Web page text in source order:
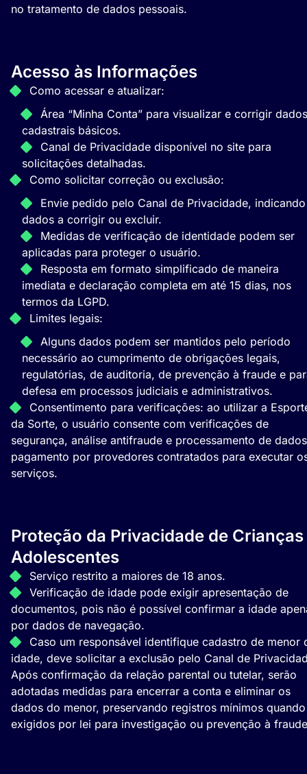
no tratamento de dados pessoais.
Acesso às Informações
Como acessar e atualizar:
Área “Minha Conta” para visualizar e corrigir dados
cadastrais básicos.
Canal de Privacidade disponível no site para
solicitações detalhadas.
Como solicitar correção ou exclusão:
Envie pedido pelo Canal de Privacidade,
dados a corrigir ou excluir.
Medidas de verificação de identidade podem ser
aplicadas para proteger o usuário.
Resposta em formato simplificado de maneira
imediata e declaração completa em até 15 dias, nos
termos da LGPD.
Limites legais:
Alguns dados podem ser mantidos pelo período
necessário ao cumprimento de obrigações legais,
regulatórias, de auditoria, de prevenção à fraude e
defesa em processos judiciais e administrativos.
Consentimento para verificações: ao utilizar a
da Sorte, o usuário consente com verificações de
segurança, análise antifraude e processamento de
pagamento por provedores contratados para executar
serviços.
Proteção da Privacidade de Crianças
Adolescentes
Serviço restrito a maiores de 18 anos.
Verificação de idade pode exigir apresentação de
documentos, pois não é possível confirmar a idade
por dados de navegação.
Caso um responsável identifique cadastro de menor
idade, deve solicitar a exclusão pelo Canal de
Após confirmação da relação parental ou tutelar, serão
adotadas medidas para encerrar a conta e eliminar os
dados do menor, preservando registros mínimos quando
exigidos por lei para investigação ou prevenção à